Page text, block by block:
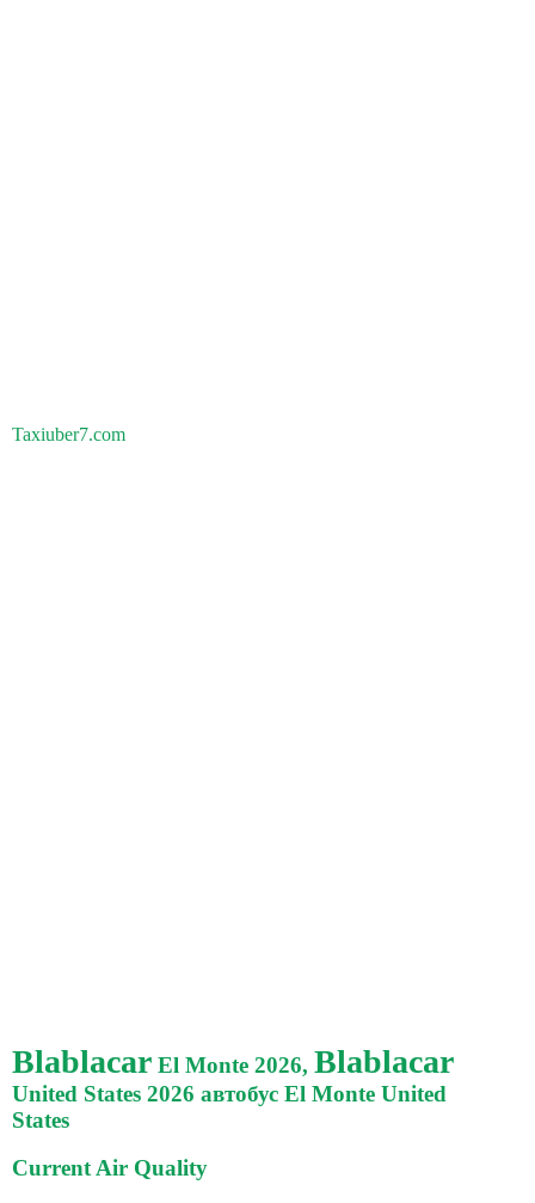
Taxiuber7.com
Blablacar El Monte 2026, Blablacar
United States 2026 автобус El Monte United
States
Current Air Quality